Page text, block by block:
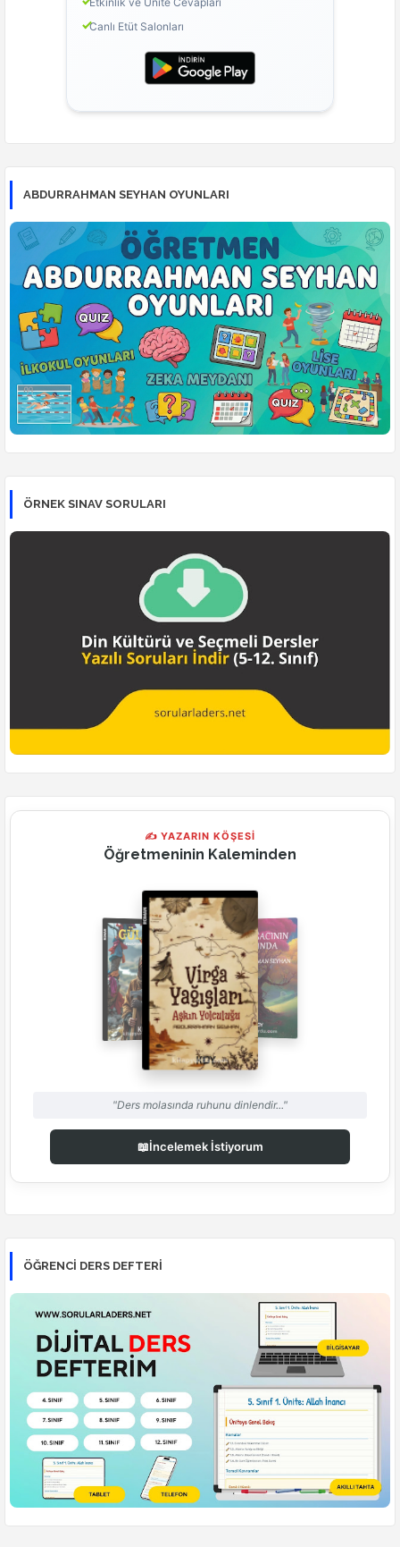
Canlı Etüt Salonları
ABDURRAHMAN SEYHAN OYUNLARI
ÖRNEK SINAV SORULARI
✍ YAZARIN KÖŞESİ
Öğretmeninin Kaleminden
"Ders molasında ruhunu dinlendir..."
📖İncelemek İstiyorum
ÖĞRENCI DERS DEFTERI